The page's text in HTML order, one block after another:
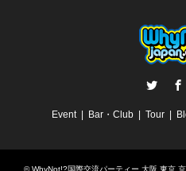
Event Bar・Club Tour